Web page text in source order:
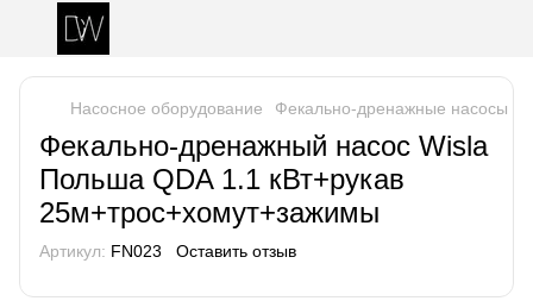
Насосное оборудование Фекально-дренажные насосы
Фекально-дренажный насос Wisla
Польша QDA 1.1 кВт+рукав
25м+трос+хомут+зажимы
Артикул: FN023 Оставить отзыв